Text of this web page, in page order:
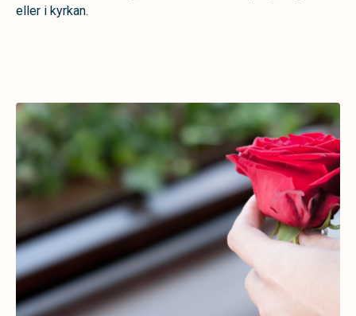
eller i kyrkan.